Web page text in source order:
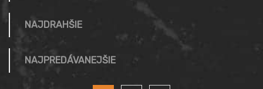
NAJDRAHŠIE
NAJPREDÁVANEJŠIE